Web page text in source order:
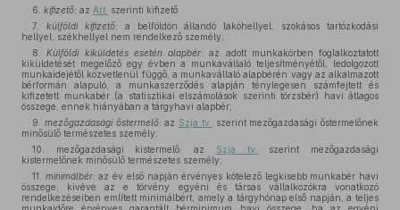
6. kifizető: az Art. szerinti kifizető
7. külföldi kifizető: a belföldön állandó lakóhellyel, szokásos tartózkodási
hellyel, székhellyel nem rendelkező személy;
8.Külföldi kiküldetés esetén alapbér: az adott munkakörben foglalkoztatott
kiküldetését megelőző egy évben a munkavállaló teljesítményétől, ledolgozott
munkaidejétől közvetlenül függő, a munkavállaló alapbérén vagy az alkalmazott
bérformán alapuló, a munkaszerződés alapján ténylegesen számfejtett és
kifizetett munkabér (a statisztikai elszámolások szerinti törzsbér) havi átlagos
összege, ennek hiányában a tárgyhavi alapbér;
9. mezőgazdasági őstermelő: az Szja tv.
szerint mezőgazdasági őstermelőnek
minősülő természetes személy;
10. mezőgazdasági kistermelő: az Szja tv.
szerint mezőgazdasági
kistermelőnek minősülő természetes személy;
11. minimálbér: az év első napján érvényes kötelező legkisebb munkabér havi
összege, kivéve az e törvény egyéni és társas vállalkozókra vonatkozó
rendelkezéseiben említett minimálbért, amely a tárgyhónap első napján, a teljes